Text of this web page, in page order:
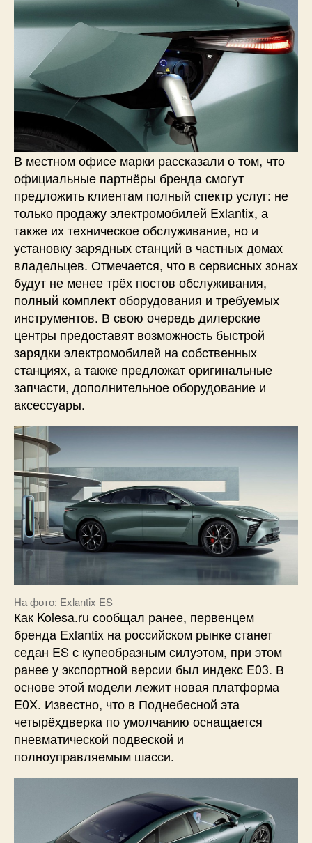
В местном офисе марки рассказали о том, что
официальные партнёры бренда смогут
предложить клиентам полный спектр услуг: не
только продажу электромобилей Exlantix, а
также их техническое обслуживание, но и
установку зарядных станций в частных домах
владельцев. Отмечается, что в сервисных зонах
будут не менее трёх постов обслуживания,
полный комплект оборудования и требуемых
инструментов. В свою очередь дилерские
центры предоставят возможность быстрой
зарядки электромобилей на собственных
станциях, а также предложат оригинальные
запчасти, дополнительное оборудование и
аксессуары.
На фото: Exlantix ES
Как Kolesa.ru сообщал ранее, первенцем
бренда Exlantix на российском рынке станет
седан ES с купеобразным силуэтом, при этом
ранее у экспортной версии был индекс E03. В
основе этой модели лежит новая платформа
E0X. Известно, что в Поднебесной эта
четырёхдверка по умолчанию оснащается
пневматической подвеской и
полноуправляемым шасси.